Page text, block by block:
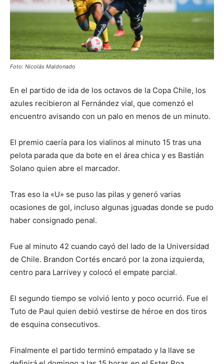
Foto: Nicolás Maldonado
En el partido de ida de los octavos de la Copa Chile, los
azules recibieron al Fernández vial, que comenzó el
encuentro avisando con un palo en menos de un minuto.
El premio caería para los vialinos al minuto 15 tras una
pelota parada que da bote en el área chica y es Bastián
Solano quien abre el marcador.
Tras eso la «U» se puso las pilas y generó varias
ocasiones de gol, incluso algunas jguadas donde se pudo
haber consignado penal.
Fue al minuto 42 cuando cayó del lado de la Universidad
de Chile. Brandon Cortés encaró por la zona izquierda,
centro para Larrivey y colocó el empate parcial.
El segundo tiempo se volvió lento y poco ocurrió. Fue el
Tuto de Paul quien debió vestirse de héroe en dos tiros
de esquina consecutivos.
Finalmente el partido terminó empatado y la llave se